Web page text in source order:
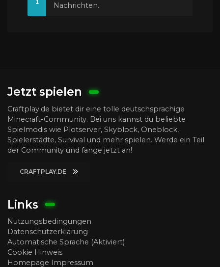
Nachrichten.
Jetzt spielen
Craftplay.de bietet dir eine tolle deutschsprachige
Minecraft-Community. Bei uns kannst du beliebte
Spielmodis wie Plotserver, Skyblock, Oneblock,
Spielerstädte, Survival und mehr spielen. Werde ein Teil
der Community und fange jetzt an!
CRAFTPLAY.DE
Links
Nutzungsbedingungen
Datenschutzerklärung
Automatische Sprache (Aktiviert)
Cookie Hinweis
Homepage Impressum